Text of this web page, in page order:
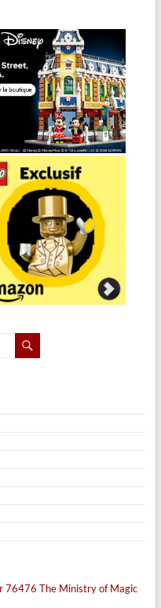
76476 The Ministry of Magic